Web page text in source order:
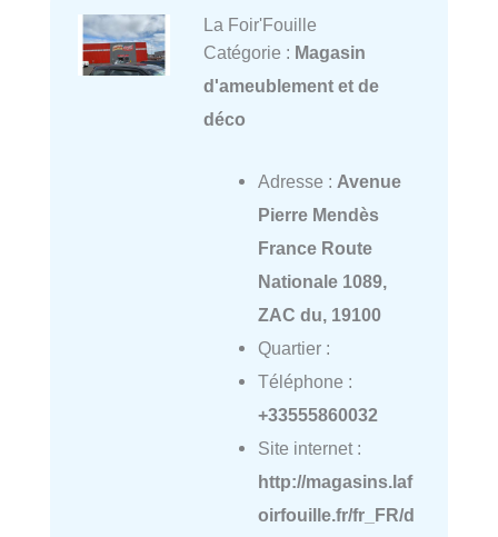
La Foir'Fouille
Catégorie : Magasin
d'ameublement et de
déco
Adresse : Avenue
Pierre Mendès
France Route
Nationale 1089,
ZAC du, 19100
Quartier :
Téléphone :
+33555860032
Site internet :
http://magasins.laf
oirfouille.fr/fr_FR/d